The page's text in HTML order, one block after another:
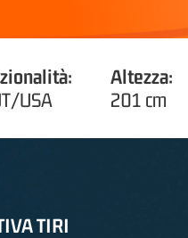
USA
Altezza:
201 cm
TIRI